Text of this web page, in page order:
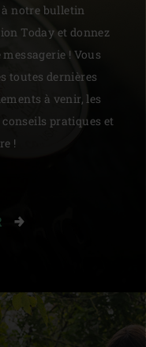
notre bulletin
Today et donnez
! Vous
toutes dernières
à venir, les
pratiques et
!